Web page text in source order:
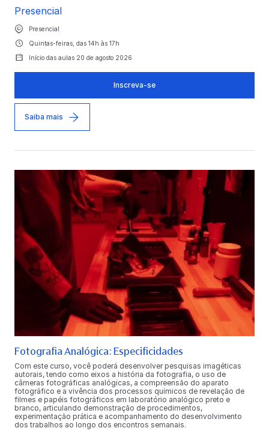
Presencial
Presencial
Quintas-feiras, das 14h às 17h
Início das aulas 20 de agosto 2026
Inscreva-se
Saiba mais
Fotografia Analógica: Especificidades
Com este curso, você poderá desenvolver pesquisas imagéticas
autorais, tendo como eixos a história da fotografia, o uso de
câmeras fotográficas analógicas, a compreensão do aparato
fotográfico e a vivência dos processos químicos de revelação de
filmes e papéis fotográficos em laboratório analógico preto e
branco, articulando demonstração de procedimentos,
experimentação prática e acompanhamento do desenvolvimento
dos trabalhos ao longo dos encontros semanais.